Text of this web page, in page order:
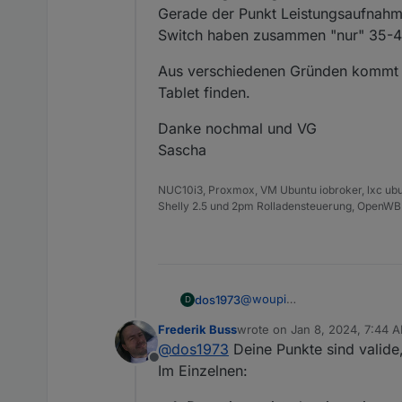
Das Ein/ Aus
Aus kam noch die FM,
richtig erkannt. War
verzichten aufgrund
Gerade der Punkt
Switch haben zusammen "nur" 35-
Aus verschiedenen Gründen
Tablet finden.
Danke nochmal und VG
Sascha
NUC10i3, Proxmox, VM Ubuntu iobroker, lxc
Shelly 2.5 und 2pm Rolladensteuerung,
D dos1973@woupi
ich hatte ein w10 als VM für das VIS
übergeben, aber hiermit
HDMI USB Adapter
diesen Bildschirm hatte ich
ich bin davon weg und zum
Offline
Frederik Busswrote on Jan 8, 2024, 7:44
last edited by
@dos1973 Deine Punkte sind
Im Einzelnen: